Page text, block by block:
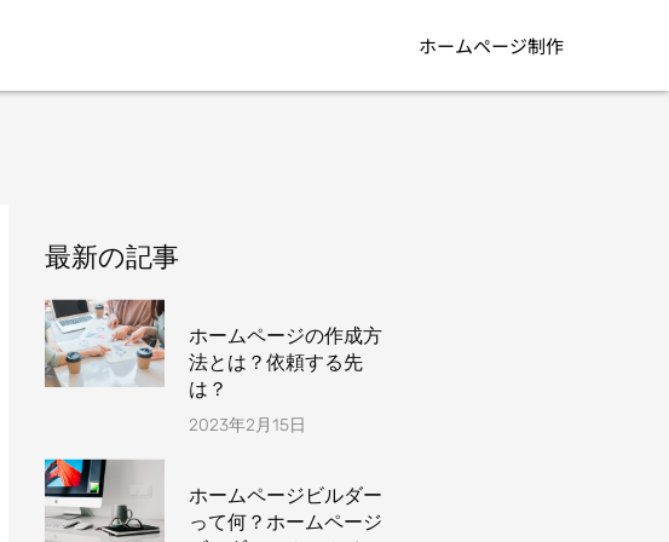
ホームページ制作
最新の記事
ホームページの作成方
法とは？依頼する先
は？
2023年2月15日
ホームページビルダー
って何？ホームページ